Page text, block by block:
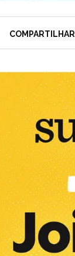
COMPARTILHAR